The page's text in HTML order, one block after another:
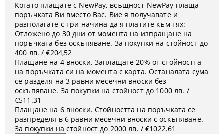
Когато плащате с NewPay, всъщност NewPay плаща
поръчката Ви вместо Вас. Вие я получавате и
разполагате с три начина да я платите към тях:
Отложено до 30 дни от момента на изпращане на
поръчката без оскъпяване. За покупки на стойност до
400 лв. / €204,52
Плащане на 4 вноски. Заплащате 20% от стойността
на поръчката си на момента с карта. Останалата сума
се разделя на 3 равни месечни вноски без
оскъпяване. За покупки на стойност до 1000 лв. /
€511.31
Плащане на 6 вноски. Стойността на поръчката се
разпределя в 6 равни месечни вноски с оскъпяване.
За покупки на стойност до 2000 лв. / €1022.61